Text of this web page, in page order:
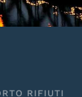
RIFIUTI